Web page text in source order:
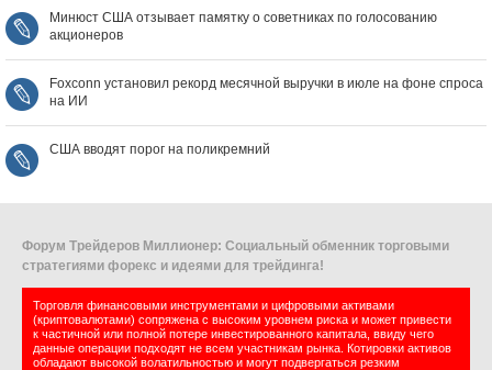
Минюст США отзывает памятку о советниках по голосованию
акционеров
Foxconn установил рекорд месячной выручки в июле на фоне спроса
на ИИ
США вводят порог на поликремний
Форум Трейдеров Миллионер: Социальный обменник торговыми
стратегиями форекс и идеями для трейдинга!
Торговля финансовыми инструментами и цифровыми активами
(криптовалютами) сопряжена с высоким уровнем риска и может привести
к частичной или полной потере инвестированного капитала, ввиду чего
данные операции подходят не всем участникам рынка. Котировки активов
обладают высокой волатильностью и могут подвергаться резким